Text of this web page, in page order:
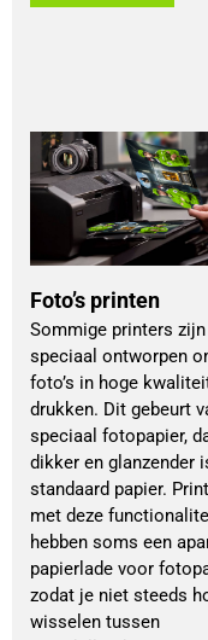
Foto’s printen
Sommige printers zijn
speciaal ontworpen
foto’s in hoge
drukken. Dit gebeurt
speciaal fotopapier,
dikker en glanzender
standaard papier.
met deze
hebben soms een
papierlade voor
zodat je niet steeds
wisselen tussen